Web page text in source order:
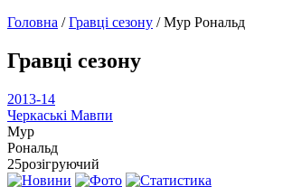
Головна /Гравці сезону /Мур Рональд
Гравці сезону
2013-14
Черкаські Мавпи
Мур
Рональд
25розігруючий